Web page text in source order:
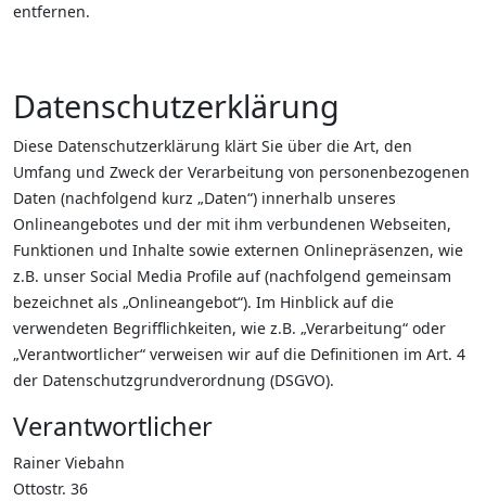
entfernen.
Datenschutzerklärung
Diese Datenschutzerklärung klärt Sie über die Art, den
Umfang und Zweck der Verarbeitung von personenbezogenen
Daten (nachfolgend kurz „Daten“) innerhalb unseres
Onlineangebotes und der mit ihm verbundenen Webseiten,
Funktionen und Inhalte sowie externen Onlinepräsenzen, wie
z.B. unser Social Media Profile auf (nachfolgend gemeinsam
bezeichnet als „Onlineangebot“). Im Hinblick auf die
verwendeten Begrifflichkeiten, wie z.B. „Verarbeitung“ oder
„Verantwortlicher“ verweisen wir auf die Definitionen im Art. 4
der Datenschutzgrundverordnung (DSGVO).
Verantwortlicher
Rainer Viebahn
Ottostr. 36